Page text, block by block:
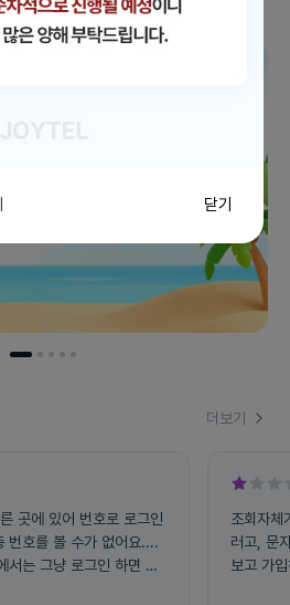
더보기
곳에 있어 번호로 로그인
번호를 볼 수가 없어요....
서는 그냥 로그인 하면 사
조회자체
러고, 문
보고 가
이벤트 더보기
닫기